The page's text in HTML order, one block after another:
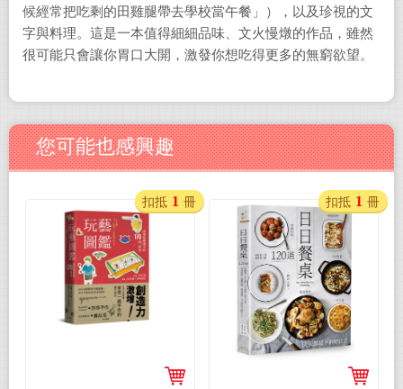
候經常把吃剩的田雞腿帶去學校當午餐」），以及珍視的文
字與料理。這是一本值得細細品味、文火慢燉的作品，雖然
很可能只會讓你胃口大開，激發你想吃得更多的無窮欲望。
您可能也感興趣
扣抵 1 冊 扣抵 1 冊